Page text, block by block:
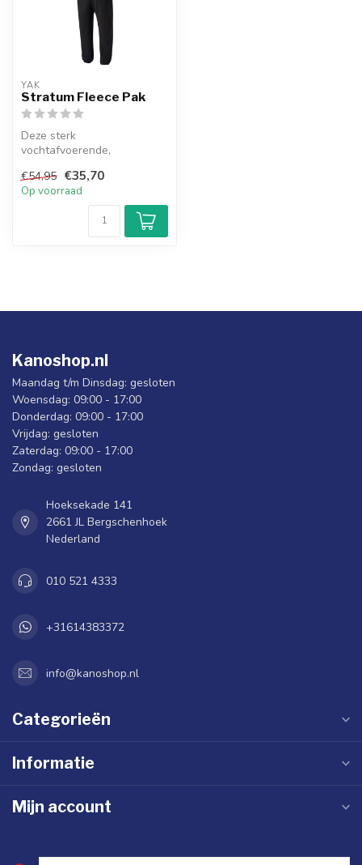
YAK
Stratum Fleece Pak
Deze sterk
vochtafvoerende,
fleece houdt je warm op
koud...
€54,95 €35,70
Op voorraad
Kanoshop.nl
Maandag t/m Dinsdag: gesloten
Woensdag: 09:00 - 17:00
Donderdag: 09:00 - 17:00
Vrijdag: gesloten
Zaterdag: 09:00 - 17:00
Zondag: gesloten
Hoeksekade 141
2661 JL Bergschenhoek
Nederland
010 521 4333
+31614383372
info@kanoshop.nl
Categorieën
Informatie
Mijn account